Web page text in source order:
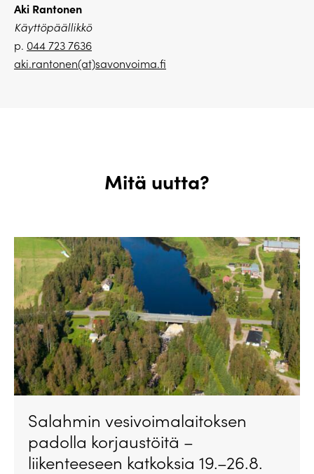
Aki Rantonen
Käyttöpäällikkö
p. 044 723 7636
aki.rantonen(at)savonvoima.fi
Mitä uutta?
Salahmin vesivoimalaitoksen
padolla korjaustöitä –
liikenteeseen katkoksia 19.–26.8.